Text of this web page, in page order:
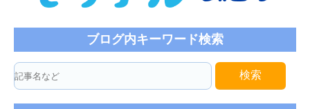
ブログ内キーワード検索
検索